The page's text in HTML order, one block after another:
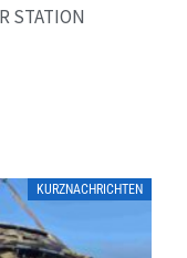
STATION
KURZNACHRICHTEN